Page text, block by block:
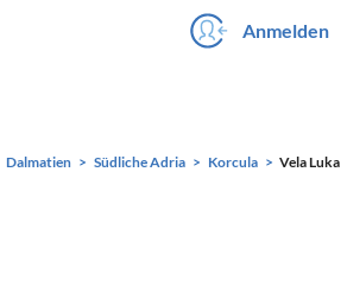
Anmelden
Dalmatien Südliche Adria Korcula Vela Luka